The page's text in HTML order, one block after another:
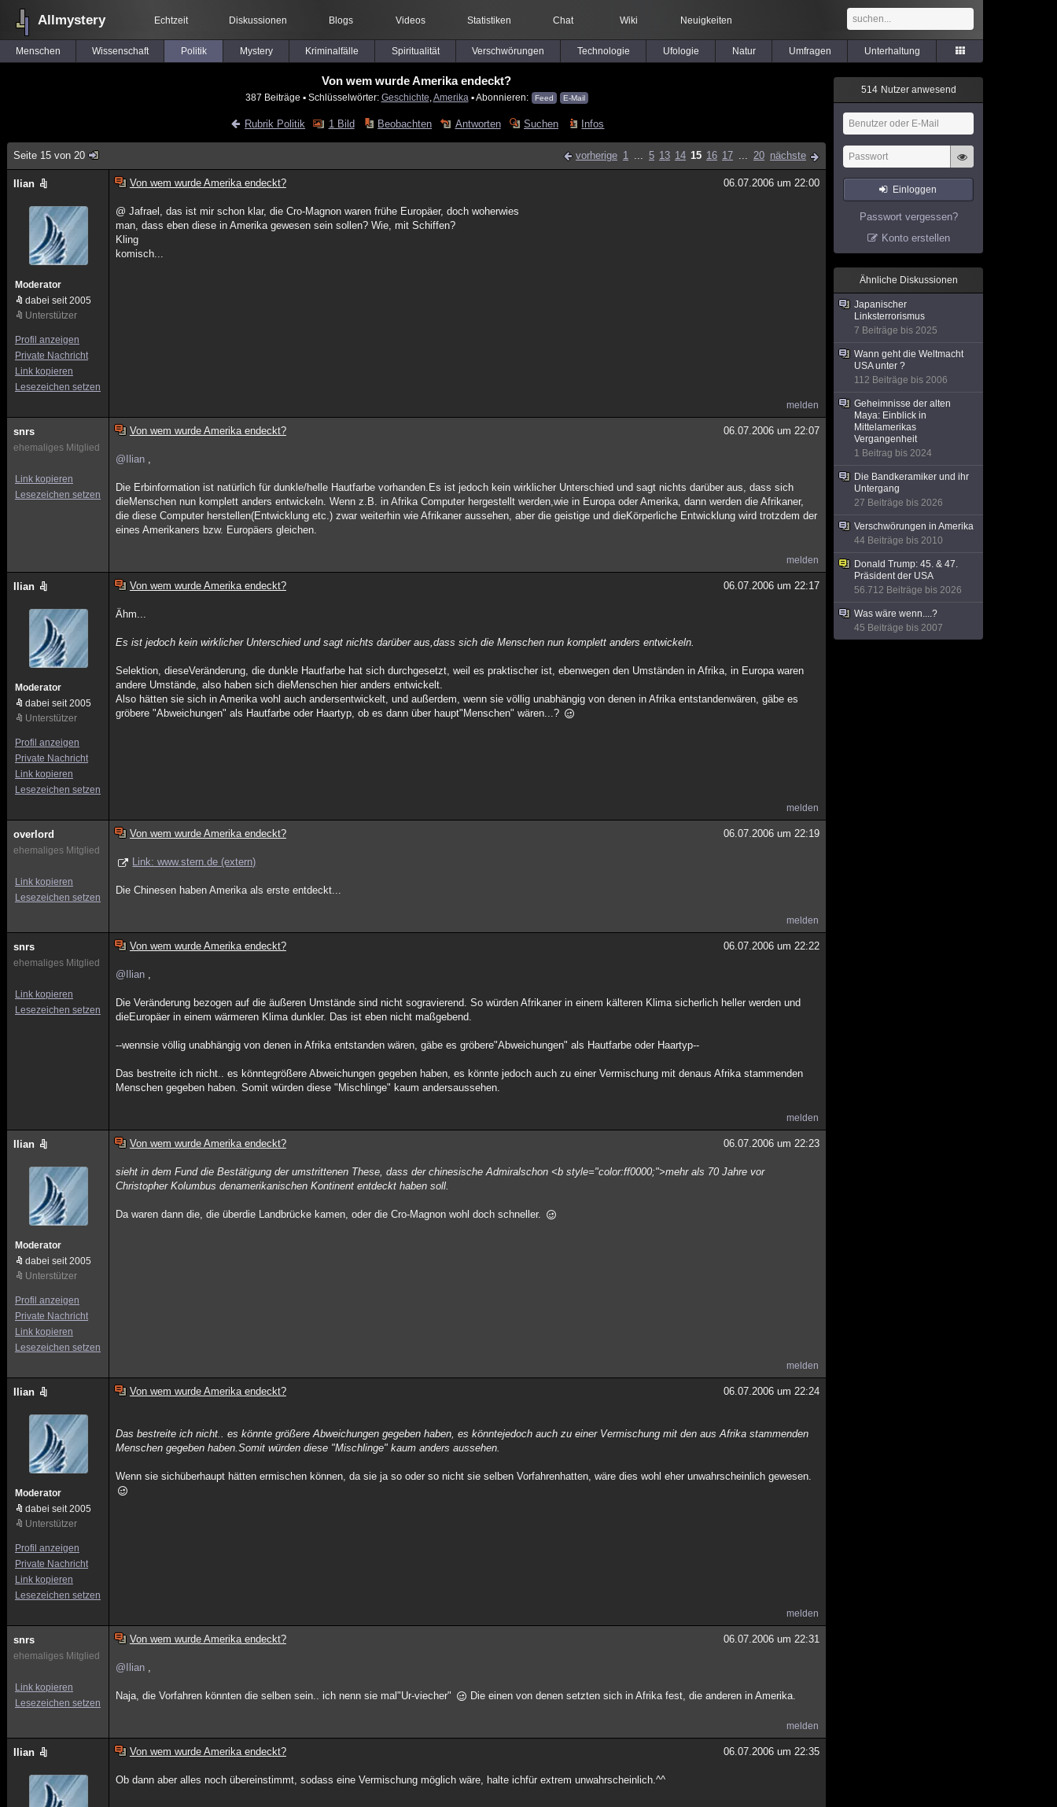
Allmystery Echtzeit Diskussionen Blogs Videos Statistiken Chat Wiki Neuigkeiten
Menschen Wissenschaft Politik Mystery Kriminalfälle Spiritualität Verschwörungen Technologie Ufologie Natur Umfragen Unterhaltung
Von wem wurde Amerika endeckt?
387 Beiträge ▪ Schlüsselwörter: Geschichte Amerika ▪ Abonnieren: Feed E-Mail
Rubrik Politik 1 Bild Beobachten Antworten Suchen Infos
Seite 15 von 20 vorherige 1 ... 5 13 14 15 16 17 ... 20 nächste
Ilian
Moderator
dabei seit 2005
Unterstützer
Profil anzeigen
Private Nachricht
Link kopieren
Lesezeichen setzen
Von wem wurde Amerika endeckt? 06.07.2006 um 22:00
@ Jafrael, das ist mir schon klar, die Cro-Magnon waren frühe Europäer, doch woherwies
man, dass eben diese in Amerika gewesen sein sollen? Wie, mit Schiffen?
Kling
komisch...
melden
snrs
ehemaliges Mitglied
Link kopieren
Lesezeichen setzen
Von wem wurde Amerika endeckt? 06.07.2006 um 22:07
@Ilian ,
Die Erbinformation ist natürlich für dunkle/helle Hautfarbe vorhanden.Es ist jedoch kein wirklicher Unterschied und sagt nichts darüber aus, dass sich
dieMenschen nun komplett anders entwickeln. Wenn z.B. in Afrika Computer hergestellt werden,wie in Europa oder Amerika, dann werden die Afrikaner,
die diese Computer herstellen(Entwicklung etc.) zwar weiterhin wie Afrikaner aussehen, aber die geistige und dieKörperliche Entwicklung wird trotzdem der
eines Amerikaners bzw. Europäers gleichen.
melden
Ilian
Moderator
dabei seit 2005
Unterstützer
Profil anzeigen
Private Nachricht
Link kopieren
Lesezeichen setzen
Von wem wurde Amerika endeckt? 06.07.2006 um 22:17
Ähm...
Es ist jedoch kein wirklicher Unterschied und sagt nichts darüber aus,dass sich die Menschen nun komplett anders entwickeln.
Selektion, dieseVeränderung, die dunkle Hautfarbe hat sich durchgesetzt, weil es praktischer ist, ebenwegen den Umständen in Afrika, in Europa waren
andere Umstände, also haben sich dieMenschen hier anders entwickelt.
Also hätten sie sich in Amerika wohl auch andersentwickelt, und außerdem, wenn sie völlig unabhängig von denen in Afrika entstandenwären, gäbe es
gröbere "Abweichungen" als Hautfarbe oder Haartyp, ob es dann über haupt"Menschen" wären...?
melden
overlord
ehemaliges Mitglied
Link kopieren
Lesezeichen setzen
Von wem wurde Amerika endeckt? 06.07.2006 um 22:19
Link: www.stern.de (extern)
Die Chinesen haben Amerika als erste entdeckt...
melden
snrs
ehemaliges Mitglied
Link kopieren
Lesezeichen setzen
Von wem wurde Amerika endeckt? 06.07.2006 um 22:22
@Ilian ,
Die Veränderung bezogen auf die äußeren Umstände sind nicht sogravierend. So würden Afrikaner in einem kälteren Klima sicherlich heller werden und
dieEuropäer in einem wärmeren Klima dunkler. Das ist eben nicht maßgebend.
--wennsie völlig unabhängig von denen in Afrika entstanden wären, gäbe es gröbere"Abweichungen" als Hautfarbe oder Haartyp--
Das bestreite ich nicht.. es könntegrößere Abweichungen gegeben haben, es könnte jedoch auch zu einer Vermischung mit denaus Afrika stammenden
Menschen gegeben haben. Somit würden diese "Mischlinge" kaum andersaussehen.
melden
Ilian
Moderator
dabei seit 2005
Unterstützer
Profil anzeigen
Private Nachricht
Link kopieren
Lesezeichen setzen
Von wem wurde Amerika endeckt? 06.07.2006 um 22:23
sieht in dem Fund die Bestätigung der umstrittenen These, dass der chinesische Admiralschon <b style="color:ff0000;">mehr als 70 Jahre vor
Christopher Kolumbus denamerikanischen Kontinent entdeckt haben soll.
Da waren dann die, die überdie Landbrücke kamen, oder die Cro-Magnon wohl doch schneller.
melden
Ilian
Moderator
dabei seit 2005
Unterstützer
Profil anzeigen
Private Nachricht
Link kopieren
Lesezeichen setzen
Von wem wurde Amerika endeckt? 06.07.2006 um 22:24
Das bestreite ich nicht.. es könnte größere Abweichungen gegeben haben, es könntejedoch auch zu einer Vermischung mit den aus Afrika stammenden
Menschen gegeben haben.Somit würden diese "Mischlinge" kaum anders aussehen.
Wenn sie sichüberhaupt hätten ermischen können, da sie ja so oder so nicht sie selben Vorfahrenhatten, wäre dies wohl eher unwahrscheinlich gewesen.
melden
snrs
ehemaliges Mitglied
Link kopieren
Lesezeichen setzen
Von wem wurde Amerika endeckt? 06.07.2006 um 22:31
@Ilian ,
Naja, die Vorfahren könnten die selben sein.. ich nenn sie mal"Ur-viecher" Die einen von denen setzten sich in Afrika fest, die anderen in Amerika.
melden
Ilian Von wem wurde Amerika endeckt? 06.07.2006 um 22:35
Ob dann aber alles noch übereinstimmt, sodass eine Vermischung möglich wäre, halte ichfür extrem unwahrscheinlich.^^
514 Nutzer anwesend
Einloggen
Passwort vergessen?
Konto erstellen
Ähnliche Diskussionen
Japanischer
Linksterrorismus
7 Beiträge bis 2025
Wann geht die Weltmacht
USA unter ?
112 Beiträge bis 2006
Geheimnisse der alten
Maya: Einblick in
Mittelamerikas
Vergangenheit
1 Beitrag bis 2024
Die Bandkeramiker und ihr
Untergang
27 Beiträge bis 2026
Verschwörungen in Amerika
44 Beiträge bis 2010
Donald Trump: 45. & 47.
Präsident der USA
56.712 Beiträge bis 2026
Was wäre wenn....?
45 Beiträge bis 2007